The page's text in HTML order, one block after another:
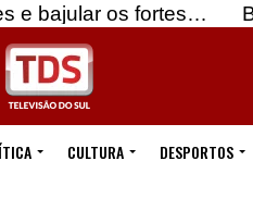
os fortes… Beja:
CULTURA DESPORTOS